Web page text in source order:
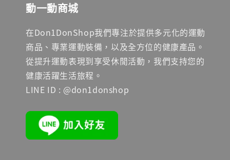
動一動商城
在Don1DonShop我們專注於提供多元化的運動
商品、專業運動裝備，以及全方位的健康產品。
從提升運動表現到享受休閒活動，我們支持您的
健康活躍生活旅程。
LINE ID : @don1donshop